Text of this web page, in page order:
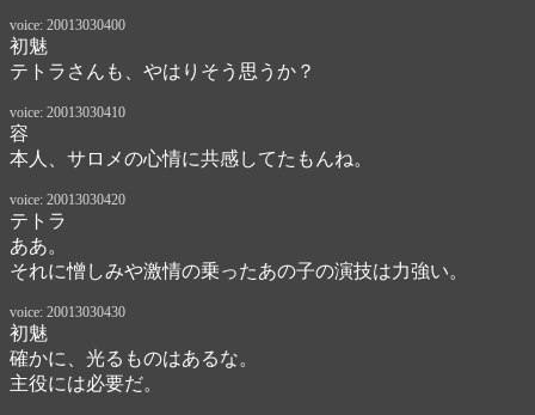
voice: 20013030400
初魅
テトラさんも、やはりそう思うか？
voice: 20013030410
容
本人、サロメの心情に共感してたもんね。
voice: 20013030420
テトラ
ああ。
それに憎しみや激情の乗ったあの子の演技は力強い。
voice: 20013030430
初魅
確かに、光るものはあるな。
主役には必要だ。